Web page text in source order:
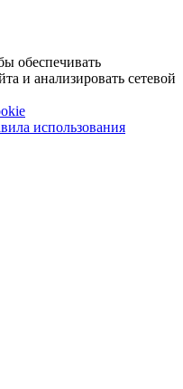
обеспечивать
и анализировать сетевой
использования